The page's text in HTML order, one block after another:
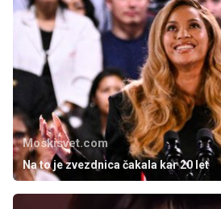
Moskisvet.com
Na to je zvezdnica čakala kar 20 let